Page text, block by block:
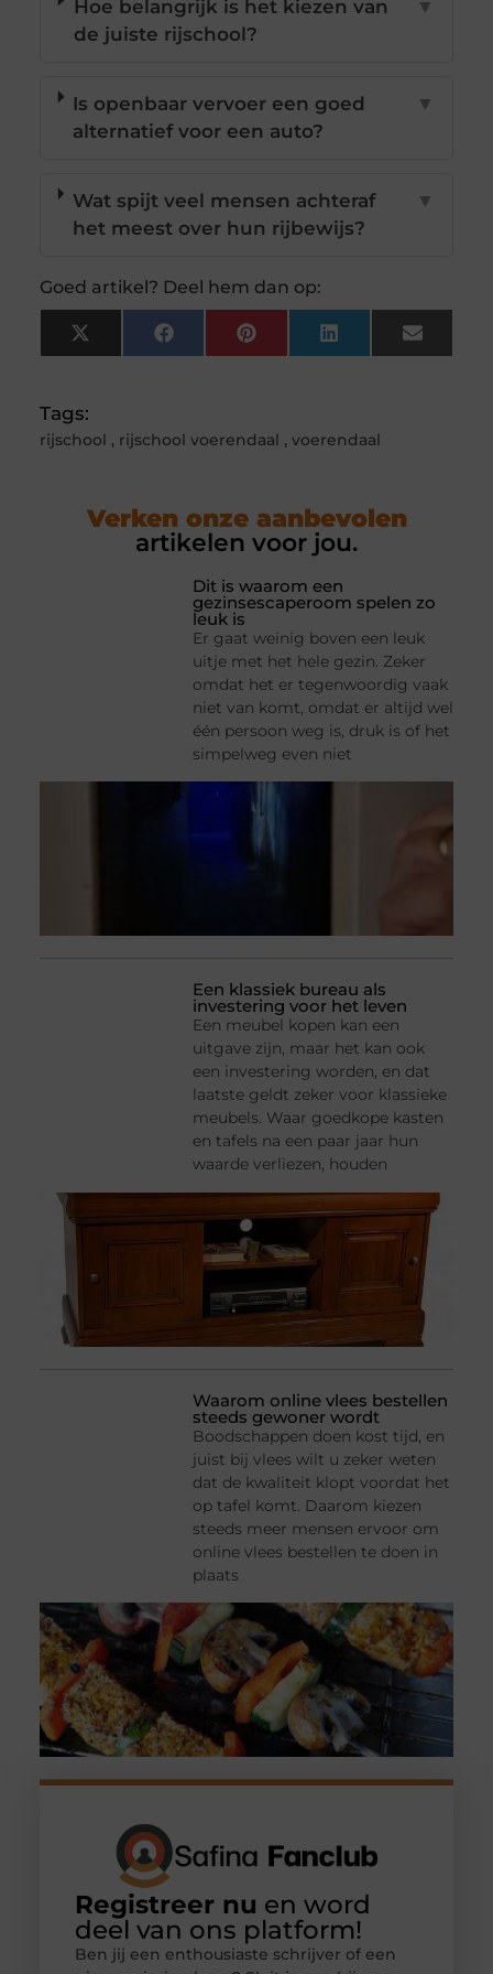
Hoe belangrijk is het kiezen van
de juiste rijschool?
▼
Is openbaar vervoer een goed
alternatief voor een auto?
▼
Wat spijt veel mensen achteraf
het meest over hun rijbewijs?
▼
Goed artikel? Deel hem dan op:
X
(Twitter)
FacebookPinterestLinkedInEmail
Tags:
rijschool , rijschool voerendaal , voerendaal
Verken onze aanbevolen
artikelen voor jou.
Dit is waarom een
gezinsescaperoom spelen zo
leuk is
Er gaat weinig boven een leuk
uitje met het hele gezin. Zeker
omdat het er tegenwoordig vaak
niet van komt, omdat er altijd wel
één persoon weg is, druk is of het
simpelweg even niet
Een klassiek bureau als
investering voor het leven
Een meubel kopen kan een
uitgave zijn, maar het kan ook
een investering worden, en dat
laatste geldt zeker voor klassieke
meubels. Waar goedkope kasten
en tafels na een paar jaar hun
waarde verliezen, houden
Waarom online vlees bestellen
steeds gewoner wordt
Boodschappen doen kost tijd, en
juist bij vlees wilt u zeker weten
dat de kwaliteit klopt voordat het
op tafel komt. Daarom kiezen
steeds meer mensen ervoor om
online vlees bestellen te doen in
plaats
Registreer nu en word
deel van ons platform!
Ben jij een enthousiaste schrijver of een